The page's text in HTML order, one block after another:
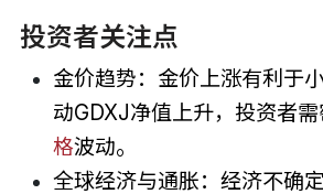
投资者关注点
金价趋势：金价上涨有利于
动GDXJ净值上升，投资者
格波动。
全球经济与通胀：经济不确